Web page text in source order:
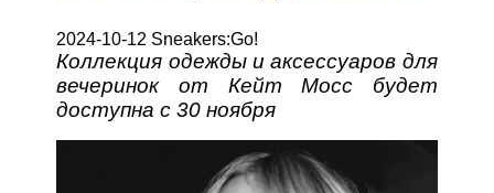
2024-10-12 Sneakers:Go!
Коллекция одежды и аксессуаров для
вечеринок от Кейт Мосс будет
доступна с 30 ноября